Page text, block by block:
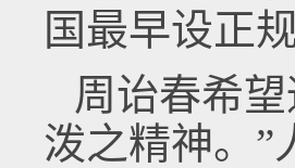
国最早设正
周诒春希
泼之精神。”